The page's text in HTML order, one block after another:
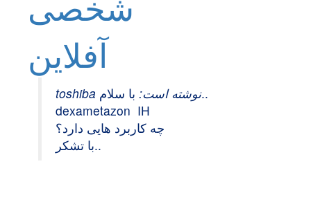
آفلاين
toshiba نوشته است:با سلام..
dexametazon IH
چه کاربرد هایی دارد؟
با تشکر..